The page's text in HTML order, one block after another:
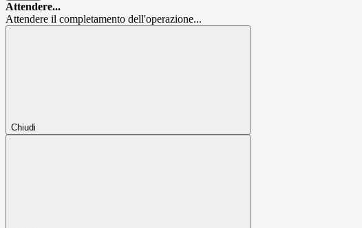
Attendere...
Attendere il completamento dell'operazione...
Chiudi